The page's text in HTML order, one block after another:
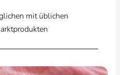
mit üblichen